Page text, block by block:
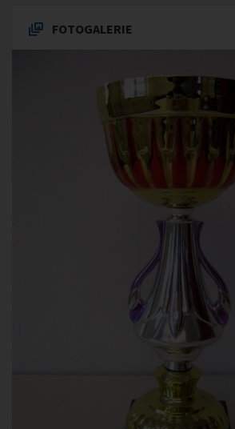
FOTOGALERIE